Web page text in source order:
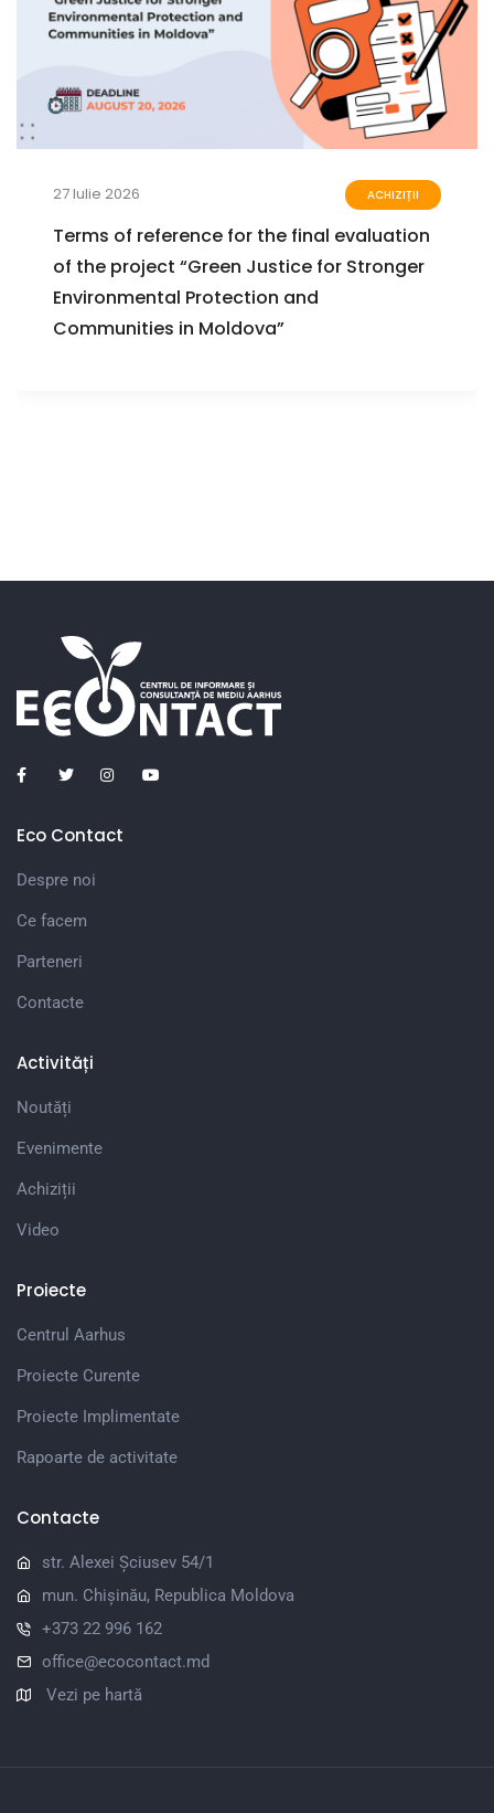
27 Iulie 2026 ACHIZIȚII
Terms of reference for the final evaluation
of the project “Green Justice for Stronger
Environmental Protection and
Communities in Moldova”
Eco Contact
Despre noi
Ce facem
Parteneri
Contacte
Activități
Noutăți
Evenimente
Achiziții
Video
Proiecte
Centrul Aarhus
Proiecte Curente
Proiecte Implimentate
Rapoarte de activitate
Contacte
str. Alexei Șciusev 54/1
mun. Chișinău, Republica Moldova
+373 22 996 162
office@ecocontact.md
Vezi pe hartă